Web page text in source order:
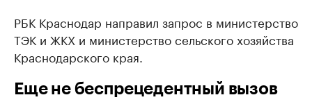
РБК Краснодар направил запрос в министерство
ТЭК и ЖКХ и министерство сельского хозяйства
Краснодарского края.
Еще не беспрецедентный вызов